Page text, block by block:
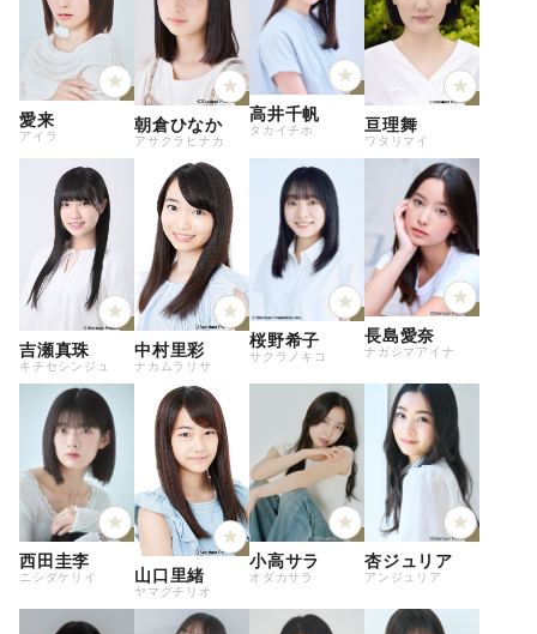
愛来
アイラ
朝倉ひなか
アサクラヒナカ
高井千帆
タカイチホ 亘理舞
ワタリマイ
吉瀬真珠
キチセシンジュ
中村里彩
ナカムラリサ
桜野希子
サクラノキコ
長島愛奈
ナガシマアイナ
西田圭李
ニシダケリイ 山口里緒
ヤマグチリオ
小高サラ
オダカサラ
杏ジュリア
アンジュリア